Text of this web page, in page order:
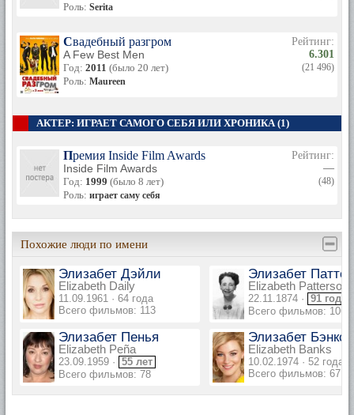
Роль: Serita
Свадебный разгром
A Few Best Men
Год: 2011 (было 20 лет)
Роль: Maureen
Рейтинг:
6.301
(21 496)
АКТЕР: ИГРАЕТ САМОГО СЕБЯ ИЛИ ХРОНИКА (1)
Премия Inside Film Awards
Inside Film Awards
Год: 1999 (было 8 лет)
Роль: играет саму себя
Рейтинг:
—
(48)
Похожие люди по имени
Элизабет Дэйли
Elizabeth Daily
11.09.1961 · 64 года
Всего фильмов: 113
Элизабет
Elizabeth Patterson
22.11.1874 · 91 год
Всего фильмов: 106
Элизабет Пенья
Elizabeth Peña
23.09.1959 · 55 лет
Всего фильмов: 78
Элизабет Бэнкс
Elizabeth Banks
10.02.1974 · 52 года
Всего фильмов: 67